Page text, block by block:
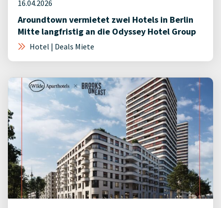
16.04.2026
Aroundtown vermietet zwei Hotels in Berlin
Mitte langfristig an die Odyssey Hotel Group
Hotel | Deals Miete